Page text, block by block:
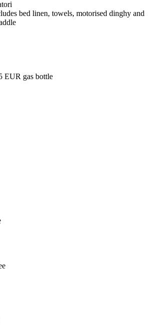
bed linen, towels, motorised dinghy and
EUR gas bottle